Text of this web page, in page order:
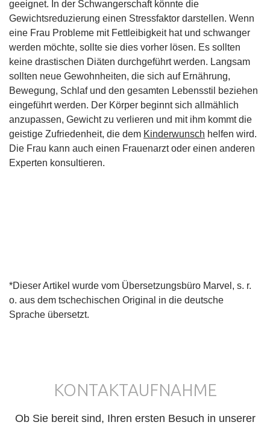
geeignet. In der Schwangerschaft könnte die
Gewichtsreduzierung einen Stressfaktor darstellen. Wenn
eine Frau Probleme mit Fettleibigkeit hat und schwanger
werden möchte, sollte sie dies vorher lösen. Es sollten
keine drastischen Diäten durchgeführt werden. Langsam
sollten neue Gewohnheiten, die sich auf Ernährung,
Bewegung, Schlaf und den gesamten Lebensstil beziehen
eingeführt werden. Der Körper beginnt sich allmählich
anzupassen, Gewicht zu verlieren und mit ihm kommt die
geistige Zufriedenheit, die dem Kinderwunsch helfen wird.
Die Frau kann auch einen Frauenarzt oder einen anderen
Experten konsultieren.
*Dieser Artikel wurde vom Übersetzungsbüro Marvel, s. r.
o. aus dem tschechischen Original in die deutsche
Sprache übersetzt.
KONTAKTAUFNAHME
Ob Sie bereit sind, Ihren ersten Besuch in unserer